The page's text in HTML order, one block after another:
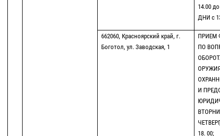
14.00
ДНИ с
662060, Красноярский край, г.
Боготол, ул. Заводская, 1
ПРИЕМ
ПО
И
18. 00;